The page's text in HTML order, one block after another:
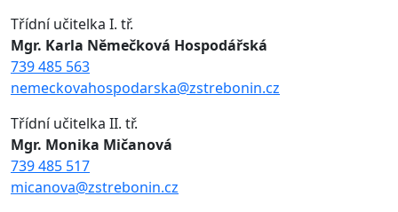
Třídní učitelka I. tř.
Mgr. Karla Němečková Hospodářská
739 485 563
nemeckovahospodarska@zstrebonin.cz
Třídní učitelka II. tř.
Mgr. Monika Mičanová
739 485 517
micanova@zstrebonin.cz